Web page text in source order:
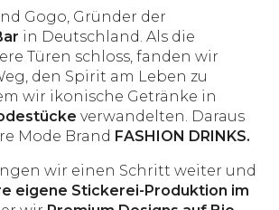
Gogo, Gründer der
in Deutschland. Als die
Türen schloss, fanden wir
den Spirit am Leben zu
wir ikonische Getränke in
verwandelten. Daraus
Mode Brand FASHION DRINKS.
wir einen Schritt weiter und
eigene Stickerei-Produktion im